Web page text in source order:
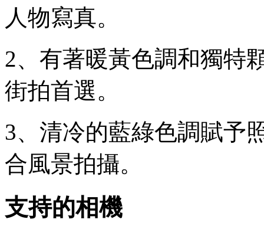
人物寫真。
2、有著暖黃色調和獨特
街拍首選。
3、清冷的藍綠色調賦予
合風景拍攝。
支持的相機